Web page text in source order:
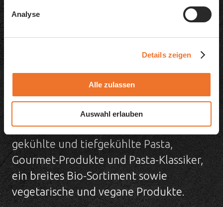
Analyse
Details zeigen
Alle zulassen
Auswahl erlauben
In unserem Sortimentskatalog finden Sie
gekühlte und tiefgekühlte Pasta,
Gourmet-Produkte und Pasta-Klassiker,
ein breites Bio-Sortiment sowie
vegetarische und vegane Produkte.